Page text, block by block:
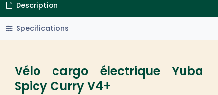
Description
Specifications
Vélo cargo électrique Yuba
Spicy Curry V4+